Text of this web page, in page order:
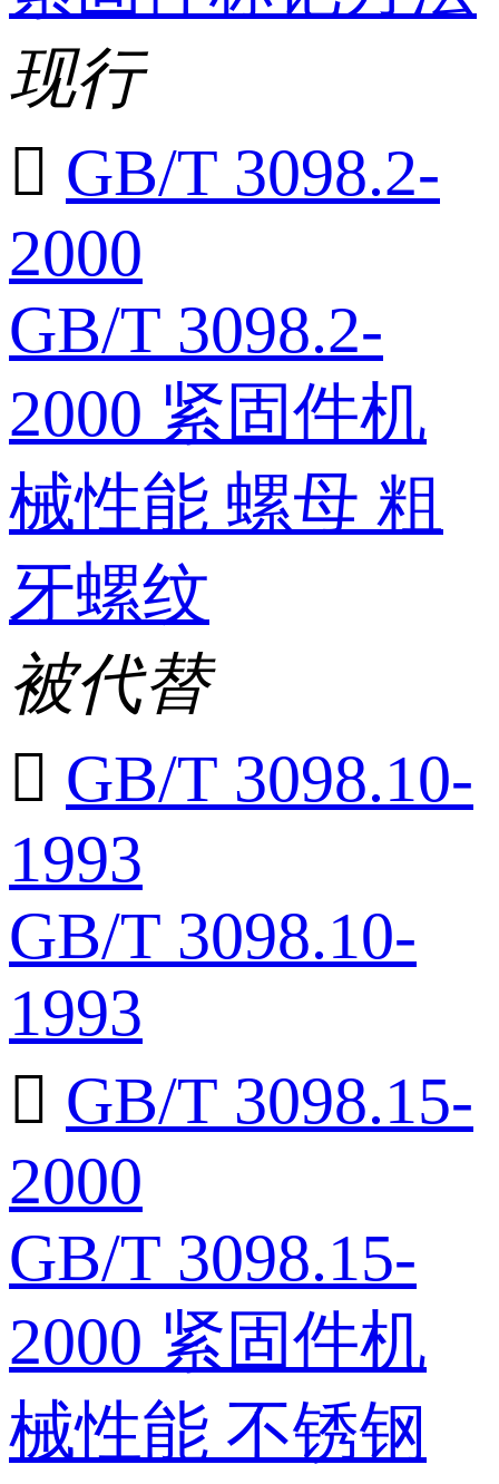
现行
 GB/T 3098.2-
2000
GB/T 3098.2-
2000 紧固件机
械性能 螺母 粗
牙螺纹
被代替
 GB/T 3098.10-
1993
GB/T 3098.10-
1993
 GB/T 3098.15-
2000
GB/T 3098.15-
2000 紧固件机
械性能 不锈钢